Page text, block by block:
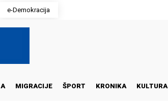
e-Demokracija
MIGRACIJE ŠPORT KRONIKA KULTURA